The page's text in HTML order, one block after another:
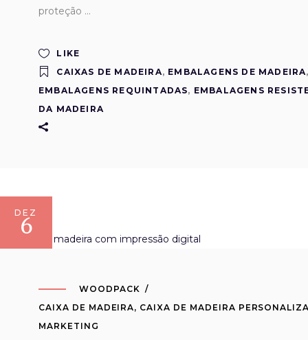
proteção
LIKE
CAIXAS DE MADEIRA, EMBALAGENS DE MADEIRA
EMBALAGENS REQUINTADAS, EMBALAGENS
DA MADEIRA
DEZ
6
WOODPACK
CAIXA DE MADEIRA, CAIXA DE MADEIRA
MARKETING